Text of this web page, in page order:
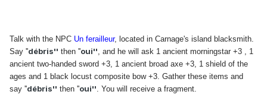
Talk with the NPC Un ferailleur, located in Carnage's island blacksmith.
Say ''débris'' then ''oui'', and he will ask 1 ancient morningstar +3 , 1
ancient two-handed sword +3, 1 ancient broad axe +3, 1 shield of the
ages and 1 black locust composite bow +3. Gather these items and
say ''débris'' then ''oui''. You will receive a fragment.